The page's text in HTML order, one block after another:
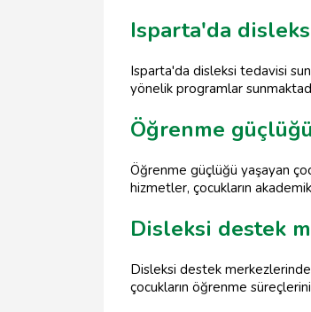
Isparta'da
Isparta'da disleksi tedavisi
yönelik programlar
Öğrenme
Öğrenme güçlüğü yaşayan
hizmetler, çocukların
Disleksi destek
Disleksi destek
çocukların öğrenme